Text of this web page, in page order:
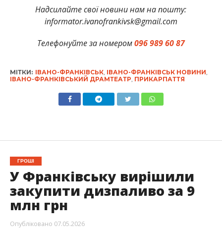
Надсилайте свої новини нам на пошту:
informator.ivanofrankivsk@gmail.com
Телефонуйте за номером096 989 60 87
МІТКИ: ІВАНО-ФРАНКІВСЬК, ІВАНО-ФРАНКІВСЬК НОВИНИ
ІВАНО-ФРАНКІВСЬКИЙ ДРАМТЕАТР ПРИКАРПАТТЯ
ГРОШІ
У Франківську вирішили
закупити дизпаливо за 9
млн грн
Опубліковано 07.05.2026